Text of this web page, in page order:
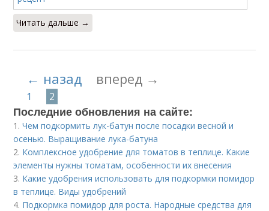
Яблоки на зиму Икры на зиму
Читать дальше →
← назад вперед →
1 2
Последние обновления на сайте:
1.Чем подкормить лук-батун после посадки весной и
осенью. Выращивание лука-батуна
2. Комплексное удобрение для томатов в теплице. Какие
элементы нужны томатам, особенности их внесения
3. Какие удобрения использовать для подкормки помидор
в теплице. Виды удобрений
4. Подкормка помидор для роста. Народные средства для